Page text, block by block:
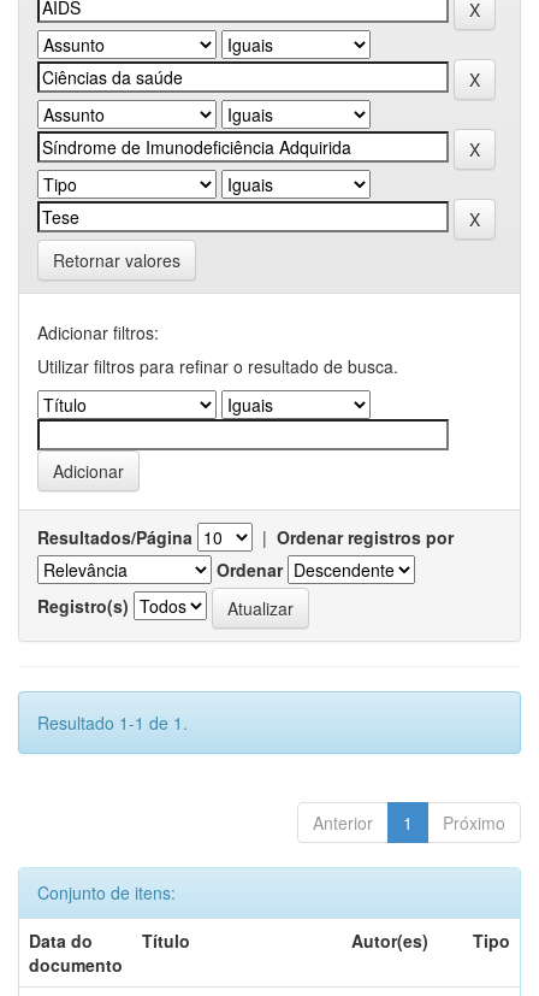
Retornar valores
Adicionar filtros:
Utilizar filtros para refinar o resultado de busca.
Resultados/Página | Ordenar registros por
Ordenar
Registro(s)
Resultado 1-1 de 1.
Anterior 1 Próximo
Conjunto de itens:
Data do
documento
Título Autor(es) Tipo